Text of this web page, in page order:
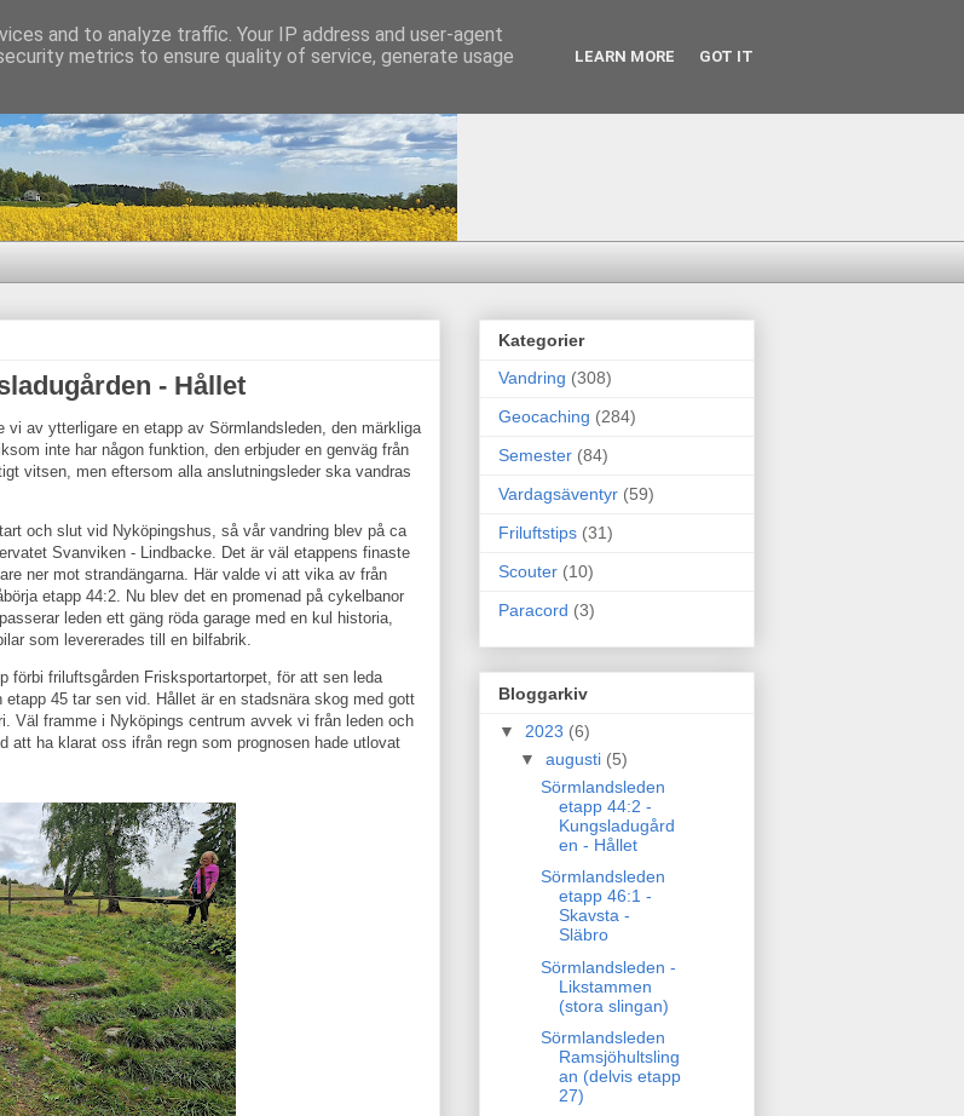
- Hållet
av ytterligare en etapp av Sörmlandsleden, den märkliga
inte har någon funktion, den erbjuder en genväg från
vitsen, men eftersom alla anslutningsleder ska vandras
och slut vid Nyköpingshus, så vår vandring blev på ca
Svanviken - Lindbacke. Det är väl etappens finaste
ner mot strandängarna. Här valde vi att vika av från
etapp 44:2. Nu blev det en promenad på cykelbanor
leden ett gäng röda garage med en kul historia,
som levererades till en bilfabrik.
förbi friluftsgården Frisksportartorpet, för att sen leda
45 tar sen vid. Hållet är en stadsnära skog med gott
Väl framme i Nyköpings centrum avvek vi från leden och
att ha klarat oss ifrån regn som prognosen hade utlovat
Kategorier
Vandring (308)
Geocaching (284)
Semester (84)
Vardagsäventyr (59)
Friluftstips (31)
Scouter (10)
Paracord (3)
Bloggarkiv
▼ 2023 (6)
▼ augusti (5)
Sörmlandsleden
etapp 44:2 -
Kungsladugård
en - Hållet
Sörmlandsleden
etapp 46:1 -
Skavsta -
Släbro
Sörmlandsleden -
Likstammen
(stora slingan)
Sörmlandsleden
Ramsjöhultsling
an (delvis etapp
27)
and to analyze traffic. Your IP address and user-agent
metrics to ensure quality of service, generate usage
LEARN MORE GOT IT